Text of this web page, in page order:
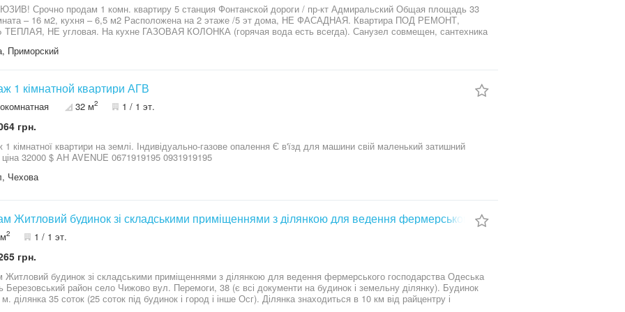
продаж — можливий аргументований торг. https://ah-era.rem.ua/ua
Срочно продам 1 комн. квартиру 5 станция Фонтанской дороги / пр-кт Адмиральский Общая площадь 33
– 16 м2, кухня – 6,5 м2 Расположена на 2 этаже /5 эт дома, НЕ ФАСАДНАЯ. Квартира ПОД РЕМОНТ,
НЕ угловая. На кухне ГАЗОВАЯ КОЛОНКА (горячая вода есть всегда). Санузел совмещен, сантехника
СКВЕР Героев-летчиков. В шаговой доступности школа, садик, супермаркет. Отличная транспортная
Приморский
1 кімнатной квартири АГВ
32 м2 1 / 1 эт.
грн.
кімнатної квартири на землі. Індивідуально-газове опалення Є в'їзд для машини свій маленький затишний
дворик ціна 32000 $ АН AVENUE 0671919195 0931919195
Чехова
Житловий будинок зі складськими приміщеннями з ділянкою для ведення фермерського господарства
2 1 / 1 эт.
грн.
Житловий будинок зі складськими приміщеннями з ділянкою для ведення фермерського господарства Одеська
Березовський район село Чижово вул. Перемоги, 38 (є всі документи на будинок і земельну ділянку). Будинок
ділянка 35 соток (25 соток під будинок і город і інше Осг). Ділянка знаходиться в 10 км від райцентру і